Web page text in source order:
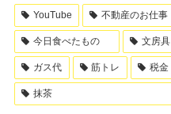
YouTube 不動産のお仕事
今日食べたもの 文房具
ガス代 筋トレ 税金
抹茶